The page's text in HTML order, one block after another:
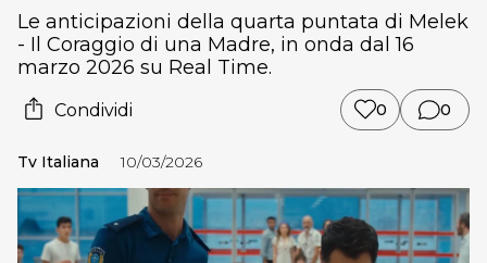
Le anticipazioni della quarta puntata di Melek
- Il Coraggio di una Madre, in onda dal 16
marzo 2026 su Real Time.
Condividi 0 0
Tv Italiana 10/03/2026